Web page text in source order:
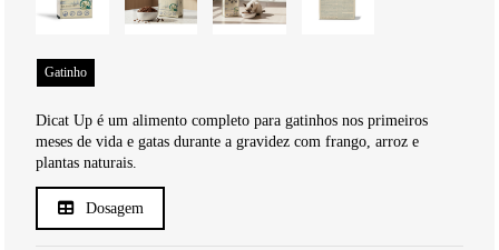
Gatinho
Dicat Up é um alimento completo para gatinhos nos primeiros
meses de vida e gatas durante a gravidez com frango, arroz e
plantas naturais.
Dosagem